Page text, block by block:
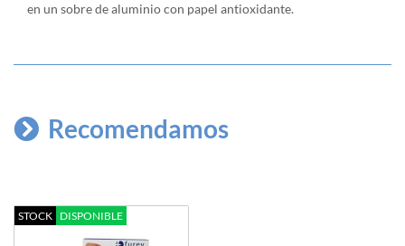
en un sobre de aluminio con papel antioxidante.
Recomendamos
STOCK DISPONIBLE